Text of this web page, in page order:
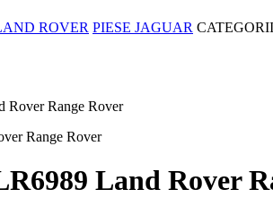
ROVER PIESE JAGUAR CATEGORII
Rover Range Rover
Land Rover